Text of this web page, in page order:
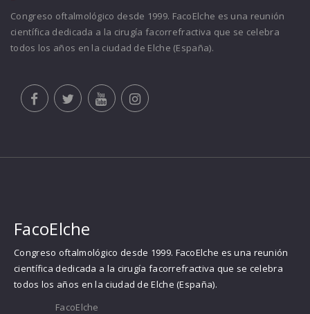
Congreso oftalmológico desde 1999. FacoElche es una reunión
científica dedicada a la cirugía facorrefractiva que se celebra
todos los años en la ciudad de Elche (España).
FacoElche
Congreso oftalmológico desde 1999. FacoElche es una reunión
científica dedicada a la cirugía facorrefractiva que se celebra
todos los años en la ciudad de Elche (España).
FacoElche